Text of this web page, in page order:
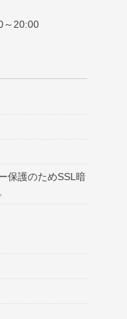
～20:00
保護のためSSL暗